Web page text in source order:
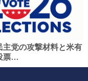
主党の攻撃材料と米有
票…